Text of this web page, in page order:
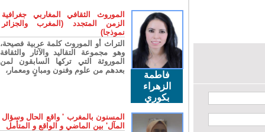
فاطمة
الزهراء
بكوري
الموروث الثقافي المغاربي جغرافية
الزمن المتجدد (المغرب والجزائر
نموذجا)
التراث أو الموروث كلمة عربية فصيحة،
وهو مجموعة التقاليد والآثار والثقافة
الموروثة التي تركها السابقون لمن
بعدهم من علوم وفنون ومبانٍ ومعمار،
المسنون بالمغرب ' واقع الحال وسؤال
المآل' بين الماضي و الواقع و المتأمل